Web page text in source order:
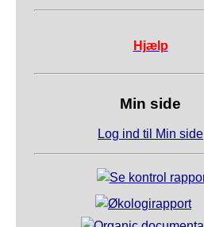
Hjælp
Min side
Log ind til Min side